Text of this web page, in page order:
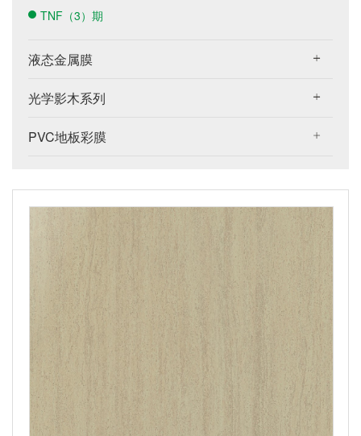
TNF（3）期
液态金属膜
光学影木系列
PVC地板彩膜